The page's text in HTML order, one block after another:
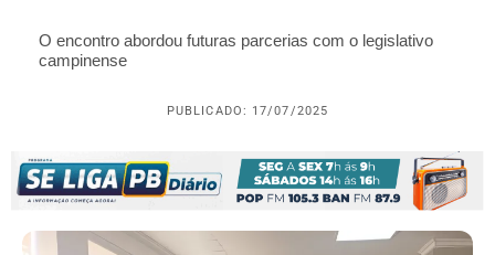
O encontro abordou futuras parcerias com o legislativo
campinense
PUBLICADO: 17/07/2025